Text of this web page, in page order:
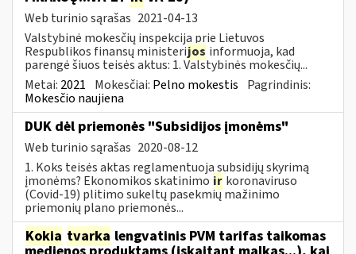
Web turinio sąrašas 2021-04-13
Valstybinė mokesčių inspekcija prie Lietuvos
Respublikos finansų ministerijos informuoja, kad
parengė šiuos teisės aktus: 1. Valstybinės mokesčių...
Metai: 2021 Mokesčiai: Pelno mokestis Pagrindinis:
Mokesčio naujiena
DUK dėl priemonės "Subsidijos įmonėms"
Web turinio sąrašas 2020-08-12
1. Koks teisės aktas reglamentuoja subsidijų skyrimą
įmonėms? Ekonomikos skatinimo ir koronaviruso
(Covid-19) plitimo sukeltų pasekmių mažinimo
priemonių plano priemonės...
Kokia tvarka lengvatinis PVM tarifas taikomas